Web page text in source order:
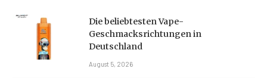
Die beliebtesten Vape-
Geschmacksrichtungen in
Deutschland
August 5, 2026